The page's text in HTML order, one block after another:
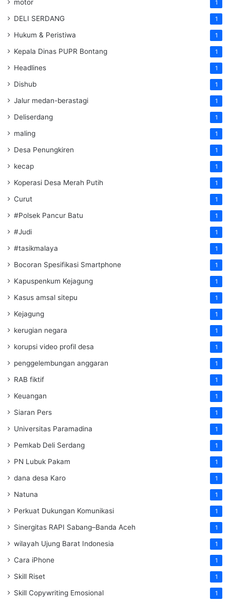
motor 1
DELI SERDANG 1
Hukum & Peristiwa 1
Kepala Dinas PUPR Bontang 1
Headlines 1
Dishub 1
Jalur medan-berastagi 1
Deliserdang 1
maling 1
Desa Penungkiren 1
kecap 1
Koperasi Desa Merah Putih 1
Curut 1
#Polsek Pancur Batu 1
#Judi 1
#tasikmalaya 1
Bocoran Spesifikasi Smartphone 1
Kapuspenkum Kejagung 1
Kasus amsal sitepu 1
Kejagung 1
kerugian negara 1
korupsi video profil desa 1
penggelembungan anggaran 1
RAB fiktif 1
Keuangan 1
Siaran Pers 1
Universitas Paramadina 1
Pemkab Deli Serdang 1
PN Lubuk Pakam 1
dana desa Karo 1
Natuna 1
Perkuat Dukungan Komunikasi 1
Sinergitas RAPI Sabang–Banda Aceh 1
wilayah Ujung Barat Indonesia 1
Cara iPhone 1
Skill Riset 1
Skill Copywriting Emosional 1